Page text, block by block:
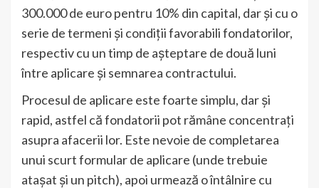
300.000 de euro pentru 10% din capital, dar și cu o
serie de termeni și condiții favorabili fondatorilor,
respectiv cu un timp de așteptare de două luni
între aplicare și semnarea contractului.
Procesul de aplicare este foarte simplu, dar și
rapid, astfel că fondatorii pot rămâne concentrați
asupra afacerii lor. Este nevoie de completarea
unui scurt formular de aplicare (unde trebuie
atașat și un pitch), apoi urmează o întâlnire cu